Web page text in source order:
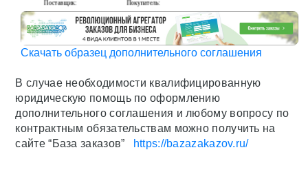
Скачать образец дополнительного соглашения
В случае необходимости квалифицированную
юридическую помощь по оформлению
дополнительного соглашения и любому вопросу по
контрактным обязательствам можно получить на
сайте “База заказов”
https://bazazakazov.ru/